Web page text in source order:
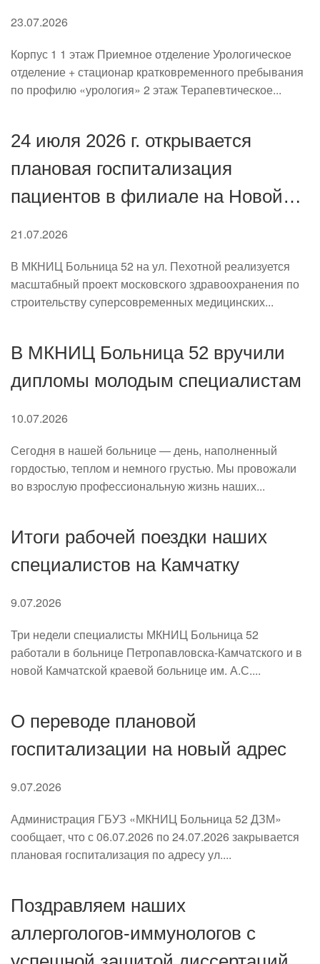
23.07.2026
Корпус 1 1 этаж Приемное отделение Урологическое
отделение + стационар кратковременного пребывания
по профилю «урология» 2 этаж Терапевтическое...
24 июля 2026 г. открывается
плановая госпитализация
пациентов в филиале на Новой
21.07.2026
В МКНИЦ Больница 52 на ул. Пехотной реализуется
масштабный проект московского здравоохранения по
строительству суперсовременных медицинских...
В МКНИЦ Больница 52 вручили
дипломы молодым специалистам
10.07.2026
Сегодня в нашей больнице — день, наполненный
гордостью, теплом и немного грустью. Мы провожали
во взрослую профессиональную жизнь наших...
Итоги рабочей поездки наших
специалистов на Камчатку
9.07.2026
Три недели специалисты МКНИЦ Больница 52
работали в больнице Петропавловска-Камчатского и в
новой Камчатской краевой больнице им. А.С....
О переводе плановой
госпитализации на новый адрес
9.07.2026
Администрация ГБУЗ «МКНИЦ Больница 52 ДЗМ»
сообщает, что с 06.07.2026 по 24.07.2026 закрывается
плановая госпитализация по адресу ул....
Поздравляем наших
аллергологов-иммунологов с